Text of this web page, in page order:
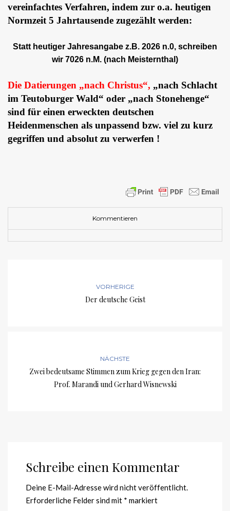
vereinfachtes Verfahren, indem zur o.a. heutigen
Normzeit 5 Jahrtausende zugezählt werden:
Statt heutiger Jahresangabe z.B. 2026 n.0, schreiben
wir 7026 n.M. (nach Meisternthal)
Die Datierungen „nach Christus“, „nach Schlacht
im Teutoburger Wald“ oder „nach Stonehenge“
sind für einen erweckten deutschen
Heidenmenschen als unpassend bzw. viel zu kurz
gegriffen und absolut zu verwerfen !
Kommentieren
VORHERIGE
Der deutsche Geist
NÄCHSTE
Zwei bedeutsame Stimmen zum Krieg gegen den Iran:
Prof. Marandi und Gerhard Wisnewski
Schreibe einen Kommentar
Deine E-Mail-Adresse wird nicht veröffentlicht.
Erforderliche Felder sind mit * markiert